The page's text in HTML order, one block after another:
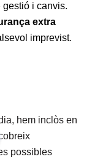
i canvis.
extra
imprevist.
hem inclòs en
possibles